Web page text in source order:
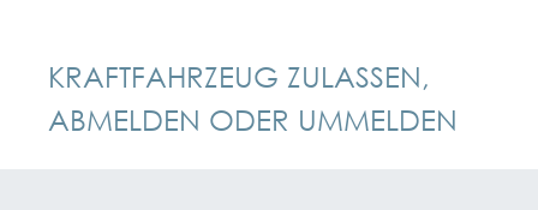
KRAFTFAHRZEUG ZULASSEN,
ABMELDEN ODER UMMELDEN